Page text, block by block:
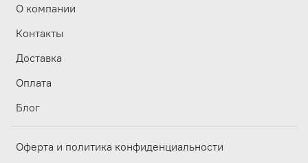
О компании
Контакты
Доставка
Оплата
Блог
Оферта и политика конфиденциальности